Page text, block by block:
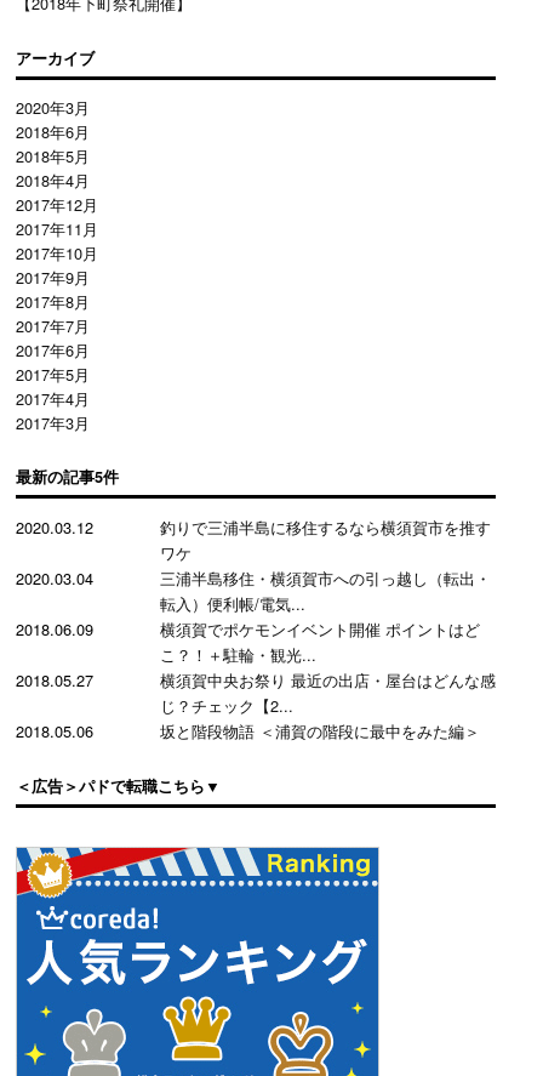
アーカイブ
2020年3月
2018年6月
2018年5月
2018年4月
2017年12月
2017年11月
2017年10月
2017年9月
2017年8月
2017年7月
2017年6月
2017年5月
2017年4月
2017年3月
最新の記事5件
2020.03.12
釣りで三浦半島に移住するなら横須賀市を推す
ワケ
2020.03.04
三浦半島移住・横須賀市への引っ越し（転出・
転入）便利帳/電気...
2018.06.09
横須賀でポケモンイベント開催 ポイントはど
こ？！＋駐輪・観光...
2018.05.27
横須賀中央お祭り 最近の出店・屋台はどんな感
じ？チェック【2...
2018.05.06
坂と階段物語 ＜浦賀の階段に最中をみた編＞
＜広告＞パドで転職こちら▼